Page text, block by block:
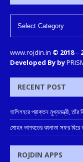
www.rojdin.in © 2018–
Developed By by
RECENT POST
হালিশহরে প্রাক্তন মুখ্যমন্ত্রী, তাঁর
মোহন ভাগবতের কানাডা সফর ঘিরে
ROJDIN APPS